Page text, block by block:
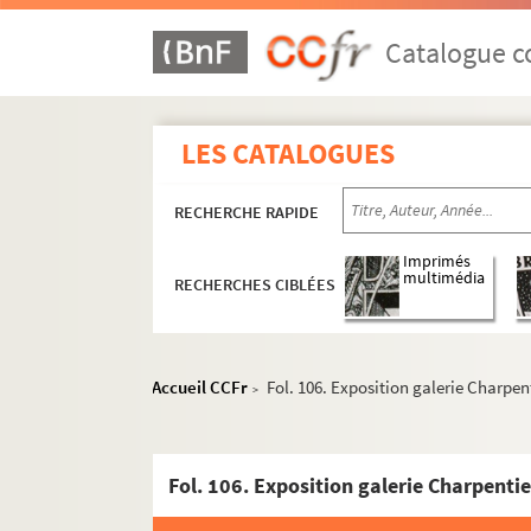
Catalogue
LES CATALOGUES
RECHERCHE RAPIDE
RECHERCHES CIBLÉES
Imprimés
multimédia
Accueil CCFr > Fol. 106. Exposition galerie
Fol. 106. Exposition galerie
4-MS-2640. Papiers relatifs à son épouse
4-MS-2642. Correspondance
4-MS-2643. Papiers officiels, militaires et